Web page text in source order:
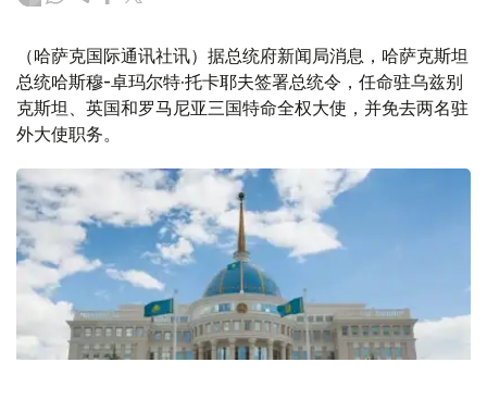
（哈萨克国际通讯社讯）据总统府新闻局消息，哈萨克斯坦
总统哈斯穆-卓玛尔特·托卡耶夫签署总统令，任命驻乌兹别
克斯坦、英国和罗马尼亚三国特命全权大使，并免去两名驻
外大使职务。